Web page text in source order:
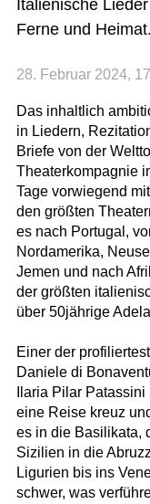
Italienische
Ferne und Heimat.
28. Februar 2024,
Das inhaltlich
in Liedern,
Briefe von der
Theaterkompagnie
Tage vorwiegend
den größten
es nach Portugal,
Nordamerika,
Jemen und nach
der größten
über 50jährige
Einer der
Daniele di
Ilaria Pilar
eine Reise kreuz
es in die Basilikata,
Sizilien in die
Ligurien bis ins
schwer, was